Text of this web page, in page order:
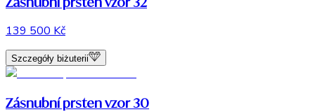
139 500 Kč
Szczegóły biżuterii
Zásnubní prsten vzor 30